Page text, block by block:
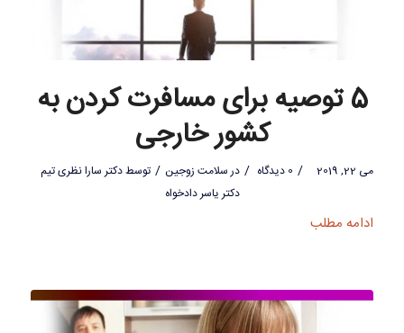
5 توصیه برای مسافرت کردن به
کشور خارجی
می 22, 2019 / 0 دیدگاه / در سلامت زوجین / توسطدکتر سارا نظری تیم
دکتر یاسر دادخواه
ادامه مطلب